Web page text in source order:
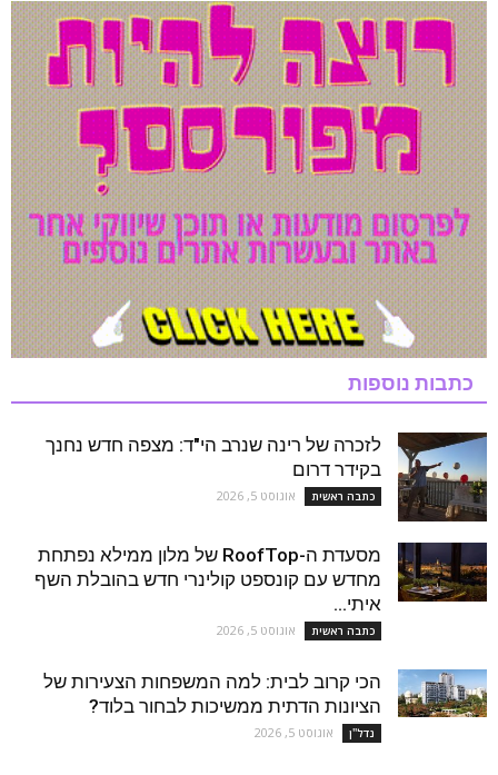
כתבות נוספות
לזכרה של רינה שנרב הי"ד: מצפה חדש נחנך
בקידר דרום
כתבה ראשית אוגוסט 5, 2026
מסעדת ה-RoofTop של מלון ממילא נפתחת
מחדש עם קונספט קולינרי חדש בהובלת השף
איתי...
כתבה ראשית אוגוסט 5, 2026
הכי קרוב לבית: למה המשפחות הצעירות של
הציונות הדתית ממשיכות לבחור בלוד?
נדל''ן אוגוסט 5, 2026